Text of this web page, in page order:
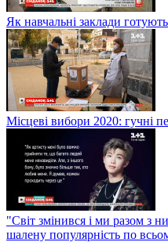
Як навчальні заклади
Місцеві вибори 2020: гучні
"Світ змінився і ми разом з
шалену популярність по